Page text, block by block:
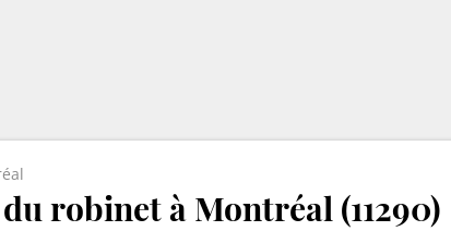
robinet à Montréal (11290)